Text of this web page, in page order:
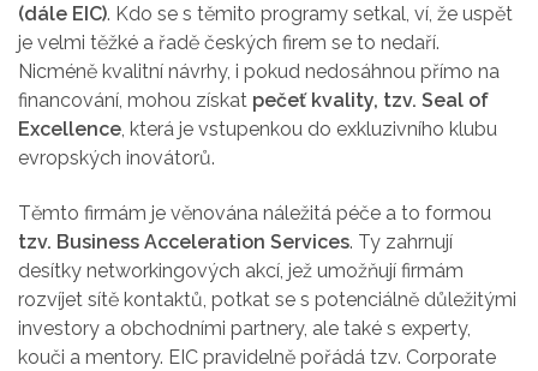
(dále EIC). Kdo se s těmito programy setkal, ví, že uspět
je velmi těžké a řadě českých firem se to nedaří.
Nicméně kvalitní návrhy, i pokud nedosáhnou přímo na
financování, mohou získat pečeť kvality, tzv. Seal of
Excellence , která je vstupenkou do exkluzivního klubu
evropských inovátorů.
Těmto firmám je věnována náležitá péče a to formou
tzv. Business Acceleration Services. Ty zahrnují
desítky networkingových akcí, jež umožňují firmám
rozvíjet sítě kontaktů, potkat se s potenciálně důležitými
investory a obchodními partnery, ale také s experty,
kouči a mentory. EIC pravidelně pořádá tzv. Corporate